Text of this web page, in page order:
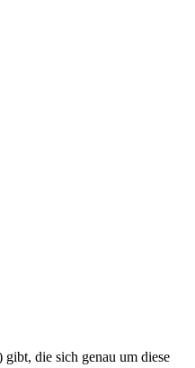
die sich genau um diese